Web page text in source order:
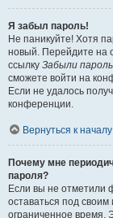
Я забыл пароль!
Не паникуйте! Хотя
новый. Перейдите на
ссылку Забыли
сможете войти на
Если не удалось
конференции.
Вернуться к началу
Почему мне
пароля?
Если вы не отметили
оставаться под
ограниченное время.